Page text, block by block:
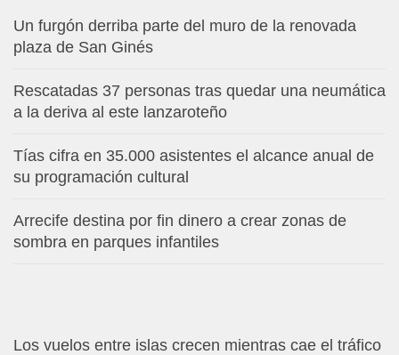
Un furgón derriba parte del muro de la renovada
plaza de San Ginés
Rescatadas 37 personas tras quedar una neumática
a la deriva al este lanzaroteño
Tías cifra en 35.000 asistentes el alcance anual de
su programación cultural
Arrecife destina por fin dinero a crear zonas de
sombra en parques infantiles
Los vuelos entre islas crecen mientras cae el tráfico